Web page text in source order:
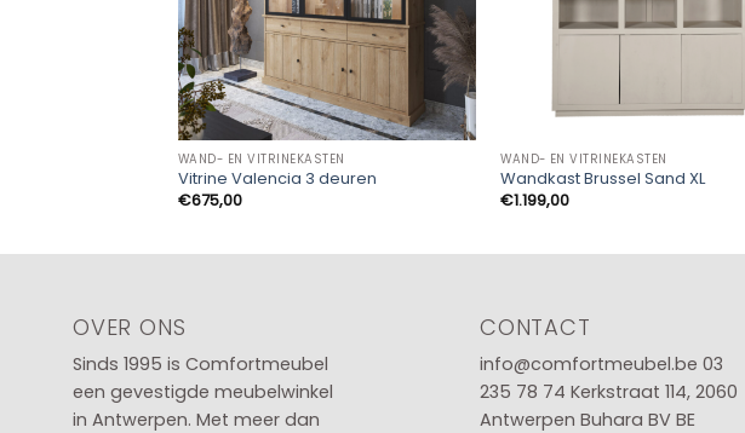
WAND- EN VITRINEKASTEN
Vitrine Valencia 3 deuren
€675,00
WAND- EN VITRINEKASTEN
Wandkast Brussel Sand XL
€1.199,00
OVER ONS
Sinds 1995 is Comfortmeubel
een gevestigde meubelwinkel
in Antwerpen. Met meer dan
CONTACT
info@comfortmeubel.be 03
235 78 74 Kerkstraat 114, 2060
Antwerpen Buhara BV BE